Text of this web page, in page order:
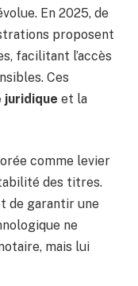
En 2025, de
proposent
facilitant l’accès
Ces
juridique et la
comme levier
des titres.
de garantir une
ne
mais lui